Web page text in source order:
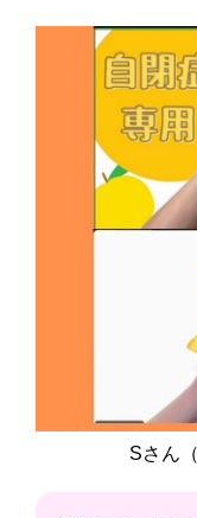
Sさん